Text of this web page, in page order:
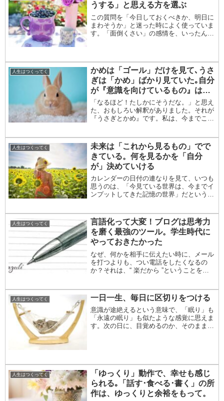
うする」と思える方を選ぶ
この質問を「今日しておくべきか、明日に
まわそうか」と迷った時によく使っていま
す。「面倒くさい」の感情を、いったん度
です。ただ単に...
人生はつくってく
かめは「ゴール」だけを見て､うさ
ぎは「かめ」ばかり見ていた｡自分
が『意識を向けているもの』は何
か？
「なるほど！たしかにそうだな。」と思え
た、おもしろい解釈がありました。それが
『うさぎとかめ』です。私は、今までこの
み続けることを、教えてくれているんだな
と思っていま...
人生はつくってく
未来は「これから見るもの」でで
きている。何を見るかを「自分
が」決めていける
カレンダーの日付の連なりを見て、いつも
思うのは、「今見ている世界は、今までイ
ンプットしてきた記憶の世界」だというこ
なっているからです。100年カレンダーで
見ると、そ...
人生はつくってく
言語化って大変！ブログは思考力
を磨く最強のツール。学生時代に
やっておきたかった
なぜ、何かを相手に伝えたい時に、メール
を打つよりも、つい電話をしたくなるの
か？それは、“ 楽だから ”ということを、
る」という作業をともないます。それが面
倒くさいのです...
人生はつくってく 一日一生、毎日に区切りをつける
意識が途絶えるという意味で、「眠り」も
「永遠の眠り」も似たような感覚に思えま
す。次の日に、目覚めるのか、そのまま目
人生はつくってく
「ゆっくり」動作で、幸せも感じ
られる｡「話す･食べる･書く」の所
作は、ゆっくりと余裕をもって。